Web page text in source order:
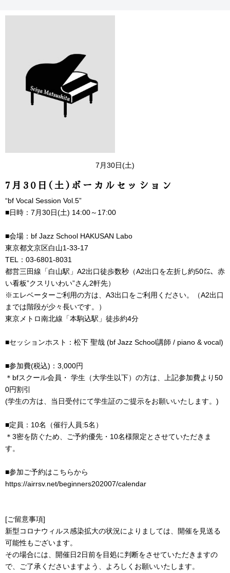
7月30日(土)
7月30日(土)ボーカルセッション
“bf Vocal Session Vol.5”
■日時：7月30日(土) 14:00～17:00
■会場：bf Jazz School HAKUSAN Labo
東京都文京区白山1-33-17
TEL： 03-6801-8031
都営三田線「白山駅」A2出口徒歩数秒（A2出口を左折し約50㍍、赤
い看板”クスリいわい”さん2軒先）
※エレベーターご利用の方は、A3出口をご利用ください。（A2出口
までは階段が少々長いです。）
東京メトロ南北線「本駒込駅」徒歩約4分
■セッションホスト：松下 聖哉 (bf Jazz School講師 / piano & vocal)
■参加費(税込)：3,000円
＊bfスクール会員・ 学生（大学生以下）の方は、上記参加費より50
0円割引
(学生の方は、当日受付にて学生証のご提示をお願いいたします。)
■定員：10名（催行人員:5名）
＊3密を防ぐため、ご予約優先・10名様限定とさせていただきま
す。
■参加ご予約はこちらから
https://airrsv.net/beginners202007/calendar
[ご留意事項]
新型コロナウィルス感染拡大の状況によりましては、開催を見送る
可能性もございます。
その場合には、開催日2日前を目処に判断をさせていただきますの
で、ご了承くださいますよう、よろしくお願いいたします。